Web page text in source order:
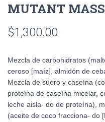
MUTANT MASS
$1,300.00
Mezcla de carbohidratos
ceroso [maíz], almidón de
Mezcla de suero y caseína
proteína de caseína micelar,
leche aisla- do de proteína),
(aceite de coco fracciona- do